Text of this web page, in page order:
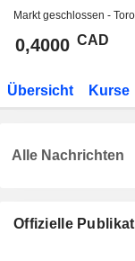
Markt geschlossen -
0,4000 CAD
Übersicht Kurse
Offizielle
Alle Nachrichten